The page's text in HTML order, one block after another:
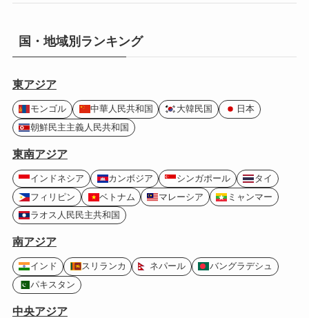
国・地域別ランキング
東アジア
モンゴル 中華人民共和国 大韓民国
日本
朝鮮民主主義人民共和国
東南アジア
インドネシア カンボジア シンガポール
タイ
フィリピン
ベトナム マレーシア
ミャンマー
ラオス人民民主共和国
南アジア
インド スリランカ ネパール
バングラデシュ
パキスタン
中央アジア